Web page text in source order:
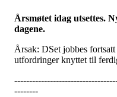
Årsmøtet idag utsettes.
dagene.
Årsak: DSet jobbes
utfordringer knyttet til
--------